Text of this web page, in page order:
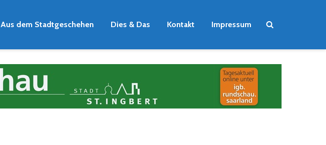
Aus dem Stadtgeschehen Dies & Das Kontakt Impressum